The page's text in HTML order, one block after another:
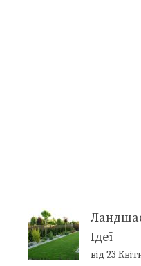
Ідеї
від 23